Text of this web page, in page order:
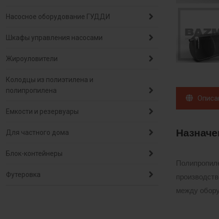
Насосное оборудование ГУДДИ
Шкафы управления насосами
Жироуловители
Колодцы из полиэтилена и
полипропилена
Емкости и резервуары
Для частного дома
Блок-контейнеры
Футеровка
между